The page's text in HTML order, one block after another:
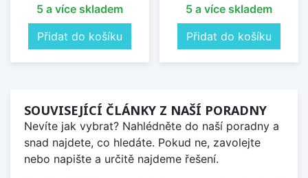
5 a více skladem
Přidat do košíku
5 a více skladem
Přidat do košíku
SOUVISEJÍCÍ ČLÁNKY Z NAŠÍ PORADNY
Nevíte jak vybrat? Nahlédněte do naší poradny a
snad najdete, co hledáte. Pokud ne, zavolejte
nebo napište a určitě najdeme řešení.